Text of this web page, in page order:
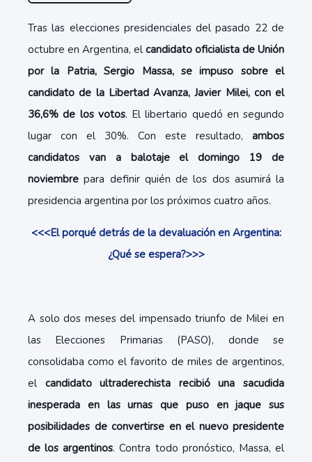
Tras las elecciones presidenciales del pasado 22 de
octubre en Argentina, el candidato oficialista de Unión
por la Patria, Sergio Massa, se impuso sobre el
candidato de la Libertad Avanza, Javier Milei, con el
36,6% de los votos. El libertario quedó en segundo
lugar con el 30%. Con este resultado, ambos
candidatos van a balotaje el domingo 19 de
noviembre para definir quién de los dos asumirá la
presidencia argentina por los próximos cuatro años.
<<<El porqué detrás de la devaluación en Argentina:
¿Qué se espera?>>>
A solo dos meses del impensado triunfo de Milei en
las Elecciones Primarias (PASO), donde se
consolidaba como el favorito de miles de argentinos,
el candidato ultraderechista recibió una sacudida
inesperada en las urnas que puso en jaque sus
posibilidades de convertirse en el nuevo presidente
de los argentinos. Contra todo pronóstico, Massa, el